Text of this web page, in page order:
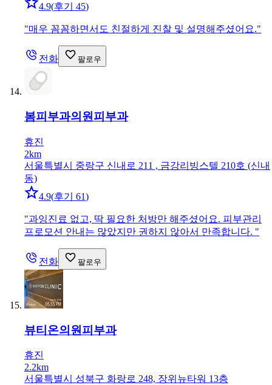
4.9(후기 45)
"매우 꼼꼼하면서도 친절하게 진찰 및 설명해주셨어요."
전화 팔로우
봄피부과의원 피부과
휴진
2km
서울특별시 중랑구 신내로 211 , 금강리빙스텔 210호 (신내
동)
4.9(후기 61)
"과잉진료 없고, 딱 필요한 처방만 해주셨어요. 피부관리
프로모션 안내는 많았지만 권하지 않아서 만족합니다. "
전화 팔로우
뷰티온의원 피부과
휴진
2.2km
서울특별시 성북구 화랑로 248, 장위뉴타워 13층